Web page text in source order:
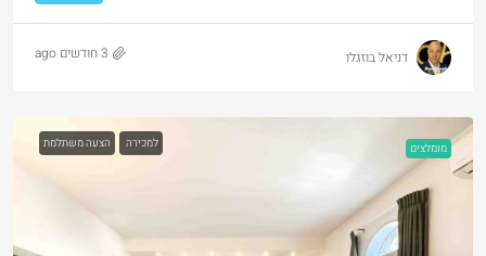
דניאל בוזגלו 3 חודשים ago
מומלצים למכירה הצעה משתלמת